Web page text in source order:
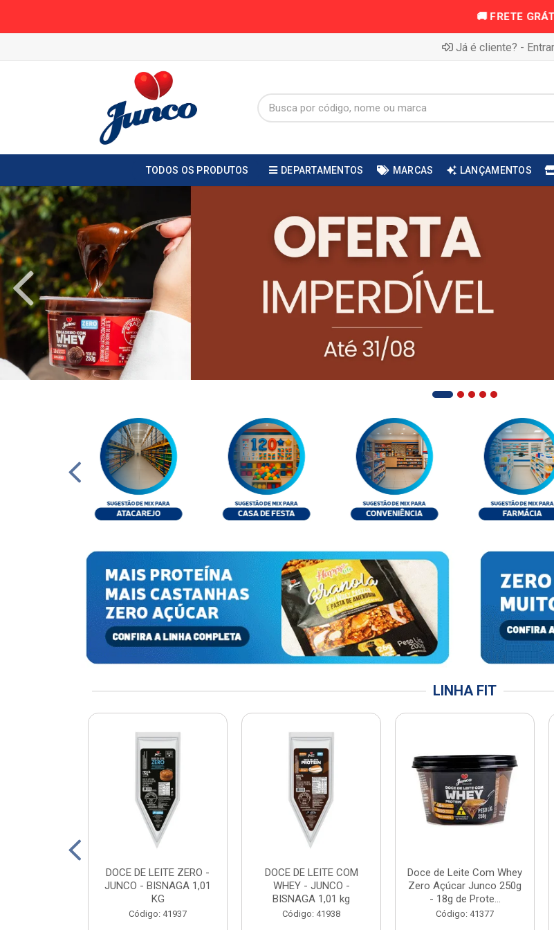
Já é cliente? - Entrar
TODOS OS PRODUTOS DEPARTAMENTOS MARCAS LANÇAMENTOS
LINHA FIT
DOCE DE LEITE ZERO -
JUNCO - BISNAGA 1,01
KG
Código: 41937
DOCE DE LEITE COM
WHEY - JUNCO -
BISNAGA 1,01 kg
Código: 41938
Doce de Leite Com Whey
Zero Açúcar Junco 250g
- 18g de Prote...
Código: 41377